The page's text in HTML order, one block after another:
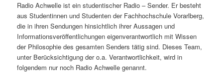
Radio Achwelle ist ein studentischer Radio – Sender. Er besteht
aus Studentinnen und Studenten der Fachhochschule Vorarlberg,
die in ihren Sendungen hinsichtlich ihrer Aussagen und
Informationsveröffentlichungen eigenverantwortlich mit Wissen
der Philosophie des gesamten Senders tätig sind. Dieses Team,
unter Berücksichtigung der o.a. Verantwortlichkeit, wird in
folgendem nur noch Radio Achwelle genannt.